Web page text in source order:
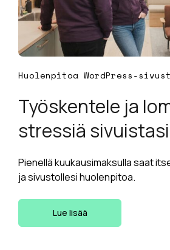
Huolenpitoa WordPress-
Työskentele ja
stressiä
Pienellä kuukausimaksulla saat
ja sivustollesi huolenpitoa.
Lue lisää